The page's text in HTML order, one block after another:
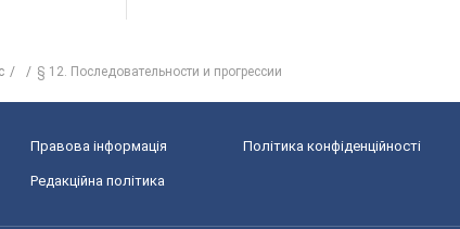
§ 12. Последовательности и прогрессии
Правова інформація Політика конфіденційності
Редакційна політика